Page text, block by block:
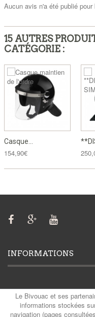
Aucun avis n'a été publié pour
15 AUTRES
CATÉGORIE :
Casque...
154,90€
INFORMATIONS
MON COMPTE
Le Bivouac et ses
informations stockées
navigation (pages